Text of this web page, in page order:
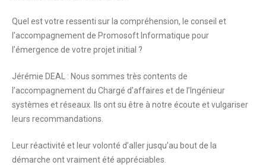
Quel est votre ressenti sur la compréhension, le conseil et
l’accompagnement de Promosoft Informatique pour
l’émergence de votre projet initial ?
Jérémie DEAL : Nous sommes très contents de
l’accompagnement du Chargé d’affaires et de l’Ingénieur
systèmes et réseaux. Ils ont su être à notre écoute et vulgariser
leurs recommandations.
Leur réactivité et leur volonté d’aller jusqu’au bout de la
démarche ont vraiment été appréciables.